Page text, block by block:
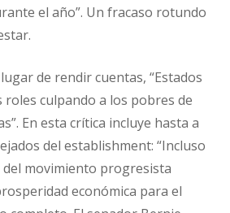
el año”. Un fracaso rotundo
de rendir cuentas, “Estados
culpando a los pobres de
En esta crítica incluye hasta a
del establishment: “Incluso
del movimiento progresista
económica para el